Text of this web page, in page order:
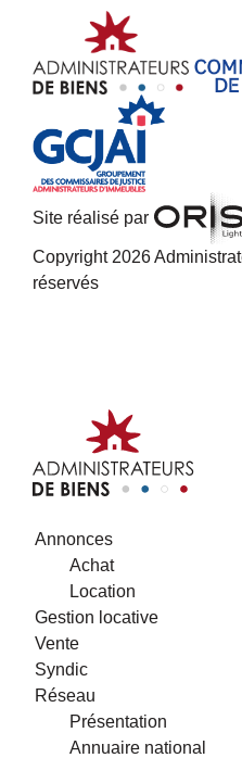
Site réalisé par
Copyright 2026
réservés
Annonces
Achat
Location
Gestion locative
Vente
Syndic
Réseau
Présentation
Annuaire national